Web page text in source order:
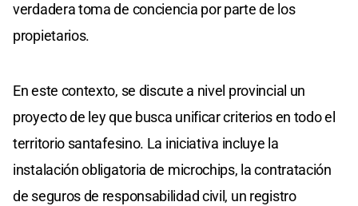
verdadera toma de conciencia por parte de los
propietarios.
En este contexto, se discute a nivel provincial un
proyecto de ley que busca unificar criterios en todo el
territorio santafesino. La iniciativa incluye la
instalación obligatoria de microchips, la contratación
de seguros de responsabilidad civil, un registro